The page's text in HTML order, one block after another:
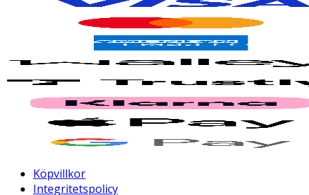
Köpvillkor
Integritetspolicy